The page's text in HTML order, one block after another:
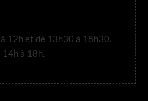
12h et de 13h30 à 18h30.
14h à 18h.